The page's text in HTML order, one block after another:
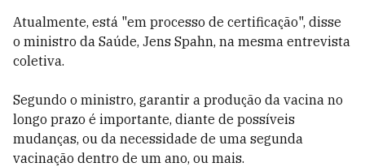
Atualmente, está "em processo de certificação", disse
o ministro da Saúde, Jens Spahn, na mesma entrevista
coletiva.
Segundo o ministro, garantir a produção da vacina no
longo prazo é importante, diante de possíveis
mudanças, ou da necessidade de uma segunda
vacinação dentro de um ano, ou mais.